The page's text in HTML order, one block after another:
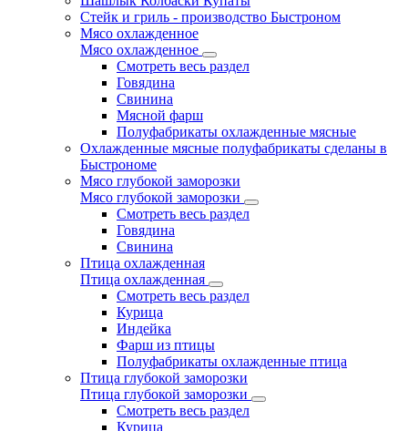
Стейк и гриль - производство Быстроном
Мясо охлажденное
Мясо охлажденное
Смотреть весь раздел
Говядина
Свинина
Мясной фарш
Полуфабрикаты охлажденные мясные
Охлажденные мясные полуфабрикаты сделаны в
Быстрономе
Мясо глубокой заморозки
Мясо глубокой заморозки
Смотреть весь раздел
Говядина
Свинина
Птица охлажденная
Птица охлажденная
Смотреть весь раздел
Курица
Индейка
Фарш из птицы
Полуфабрикаты охлажденные птица
Птица глубокой заморозки
Птица глубокой заморозки
Смотреть весь раздел
Курица